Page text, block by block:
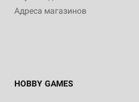
Адреса магазинов
HOBBY GAMES